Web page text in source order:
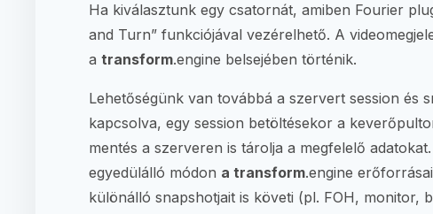
Ha kiválasztunk egy csatornát, amiben Fourier
and Turn” funkciójával vezérelhető. A
a transform.engine belsejében történik.
Lehetőségünk van továbbá a szervert session és
kapcsolva, egy session betöltésekor a
mentés a szerveren is tárolja a megfelelő
egyedülálló módon a transform.engine
különálló snapshotjait is követi (pl. FOH, monitor,